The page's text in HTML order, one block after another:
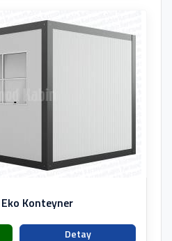
Konteyner
Detay